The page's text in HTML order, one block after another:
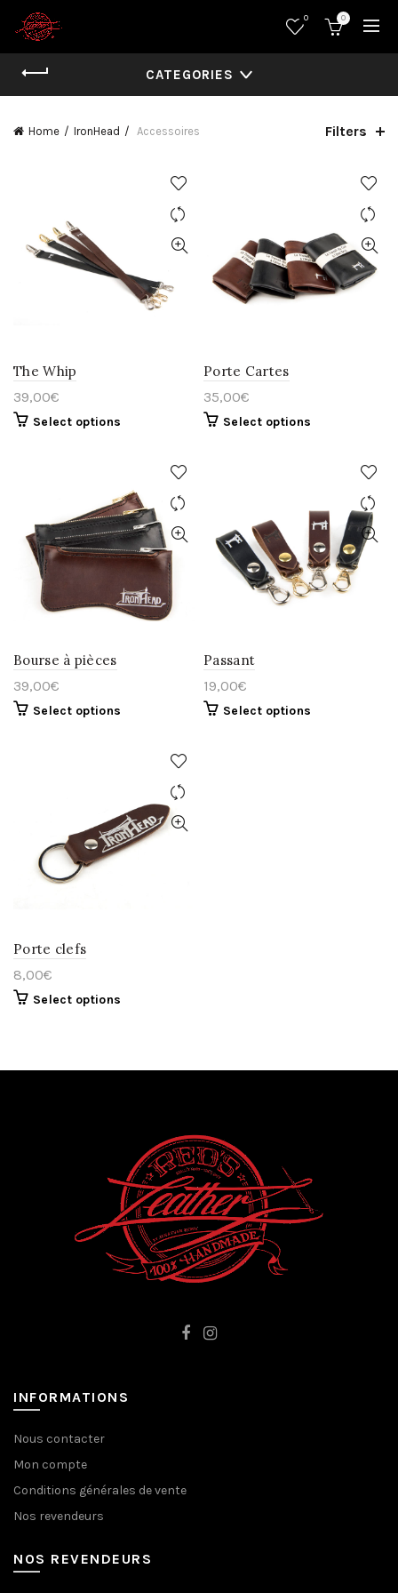
0 0
CATEGORIES
Home IronHead Accessoires Filters
The Whip
39,00€
Select options
Porte Cartes
35,00€
Select options
Bourse à pièces
39,00€
Select options
Passant
19,00€
Select options
Porte clefs
8,00€
Select options
INFORMATIONS
Nous contacter
Mon compte
Conditions générales de vente
Nos revendeurs
NOS REVENDEURS